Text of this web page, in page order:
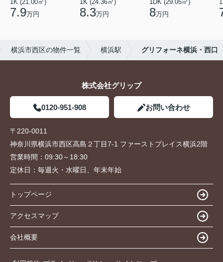
1K (21.00㎡)
7.9万円
1K (24.36㎡)
8.3万円
1DK (29.05㎡)
8万円
横浜市西区の物件一覧 横浜駅 グリフォーネ横浜・西口
株式会社グリップ
0120-951-908 お問い合わせ
〒220-0011
神奈川県横浜市西区高島２丁目7-1 ファーストプレイス横浜2階
営業時間： 09:30～18:30
定休日： 毎週火・水曜日、年末年始
トップページ
アクセスマップ
会社概要